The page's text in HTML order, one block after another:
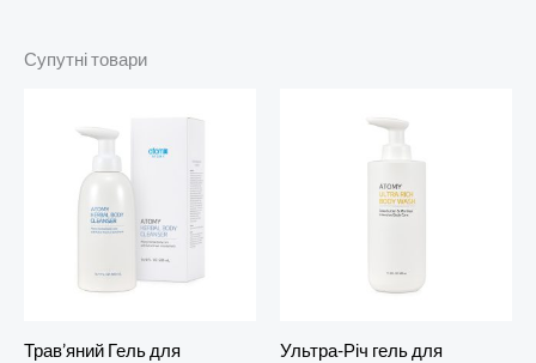
Супутні товари
Трав’яний Гель для
Ультра-Річ гель для